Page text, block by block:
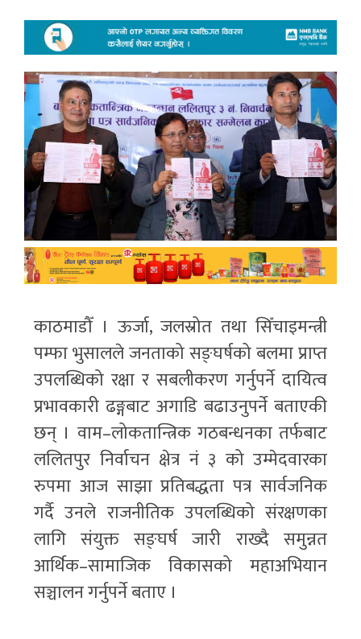
काठमाडौँ । ऊर्जा, जलस्रोत तथा सिँचाइमन्त्री
पम्फा भुसालले जनताको सङ्घर्षको बलमा प्राप्त
उपलब्धिको रक्षा र सबलीकरण गर्नुपर्ने दायित्व
प्रभावकारी ढङ्गबाट अगाडि बढाउनुपर्ने बताएकी
छन् । वाम–लोकतान्त्रिक गठबन्धनका तर्फबाट
ललितपुर निर्वाचन क्षेत्र नं ३ को उम्मेदवारका
रुपमा आज साझा प्रतिबद्धता पत्र सार्वजनिक
गर्दै उनले राजनीतिक उपलब्धिको संरक्षणका
लागि संयुक्त सङ्घर्ष जारी राख्दै समुन्नत
आर्थिक–सामाजिक विकासको महाअभियान
सञ्चालन गर्नुपर्ने बताए ।